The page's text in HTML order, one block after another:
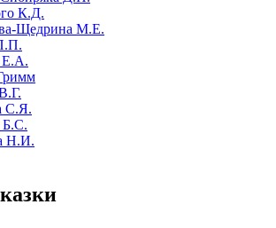
К.Д.
Щедрина М.Е.
Е.А.
С.Я.
Б.С.
Н.И.